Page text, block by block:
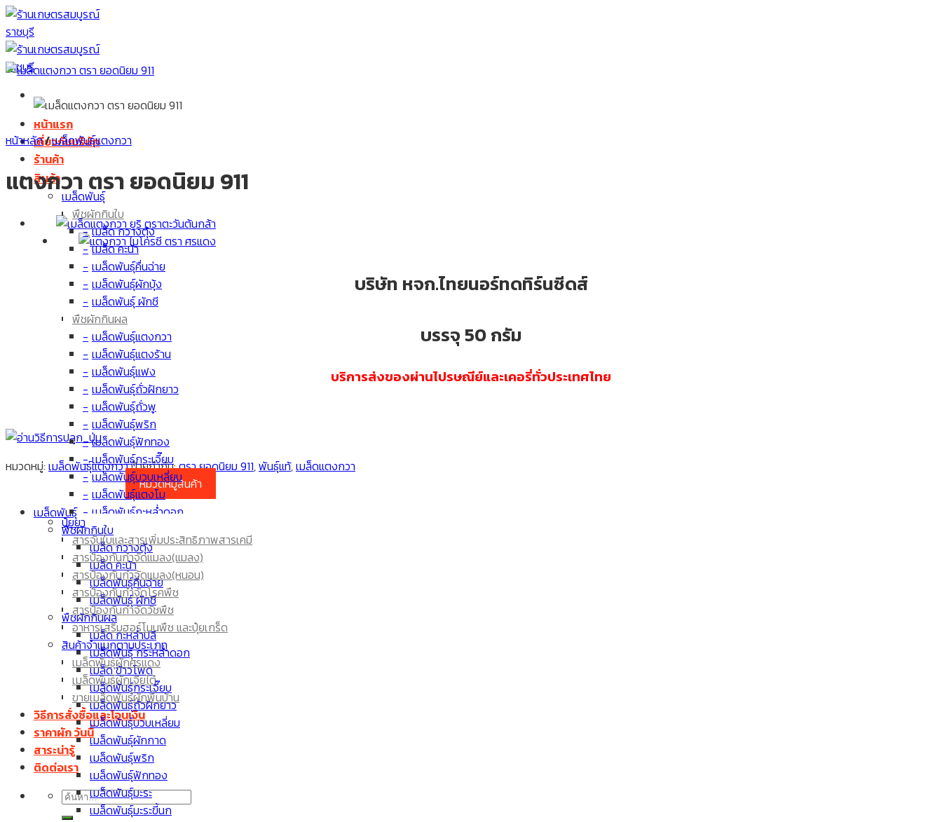
Skip
to
content
หน้าแรก
เกี่ยวกับบริษัท
ร้านค้า
สินค้า
เมล็ดพันธุ์
พืชผักกินใบ
เมล็ด กวางตุ้ง
เมล็ด คะน้า
เมล็ดพันธุ์คื่นฉ่าย
เมล็ดพันธุ์ผักบุ้ง
เมล็ดพันธุ์ ผักชี
พืชผักกินผล
เมล็ดพันธุ์แตงกวา
เมล็ดพันธุ์แตงร้าน
เมล็ดพันธุ์แฟง
เมล็ดพันธุ์ถั่วฝักยาว
เมล็ดพันธุ์ถั่วพู
เมล็ดพันธุ์พริก
เมล็ดพันธุ์ฟักทอง
เมล็ดพันธุ์กระเจี๊ยบ
เมล็ดพันธุ์บวบเหลี่ยม
เมล็ดพันธุ์แตงโม
เมล็ดพันธุ์กะหล่ำดอก
เมล็ดพันธุ์มะเขือเทศ
เมล็ดพันธุ์ผักกาด
เมล็ดพันธุ์มะเขือยาว
เมล็ด ข้าวโพด
เมล็ดพันธุ์มะระขี้นก
เมล็ดพันธุ์มะระ
เมล็ดพันธุ์มะละกอ
เมล็ดพันธุ์มะเขือเปราะ
เมล็ด กะหล่ำปลี
ปุ๋ยยา
สารจับใบและสารเพิ่มประสิทธิภาพสารเคมี
สารป้องกันกำจัดแมลง(แมลง)
สารป้องกันกำจัดแมลง(หนอน)
สารป้องกันกำจัดโรคพืช
สารป้องกันกำจัดวัชพืช
อาหารเสริมฮอร์โมนพืช และปุ๋ยเกร็ด
สินค้าจำแนกตามประเภท
เมล็ดพันธุ์ผักศรแดง
เมล็ดพันธุ์ผักเจียไต๋
ขายเมล็ดพันธุ์ผักพื้นบ้าน
วิธีการสั่งซื้อและโอนเงิน
ราคาผัก วันนี้
สาระน่ารู้
ติดต่อเรา
ค้นหา:
หน้าหลัก/เมล็ดพันธุ์แตงกวา
แตงกวา ตรา ยอดนิยม 911
บริษัท หจก.ไทยนอร์ทดทิร์นซีดส์
บรรจุ 50 กรัม
บริการส่งของผ่านไปรษณีย์และเคอรี่ทั่วประเทศไทย
หมวดหมู่: เมล็ดพันธุ์แตงกวาป้ายกำกับ:ตรา ยอดนิยม 911,พันธุ์แท้,เมล็ดแตงกวา
หมวดหมู่สินค้า
เมล็ดพันธุ์
พืชผักกินใบ
เมล็ด กวางตุ้ง
เมล็ด คะน้า
เมล็ดพันธุ์คื่นฉ่าย
เมล็ดพันธุ์ ผักชี
พืชผักกินผล
เมล็ด กะหล่ำปลี
เมล็ดพันธุ์ กระหล่ำดอก
เมล็ด ข้าวโพด
เมล็ดพันธุ์กระเจี๊ยบ
เมล็ดพันธุ์ถั่วฝักยาว
เมล็ดพันธุ์บวบเหลี่ยม
เมล็ดพันธุ์ผักกาด
เมล็ดพันธุ์พริก
เมล็ดพันธุ์ฟักทอง
เมล็ดพันธุ์มะระ
เมล็ดพันธุ์มะระขี้นก